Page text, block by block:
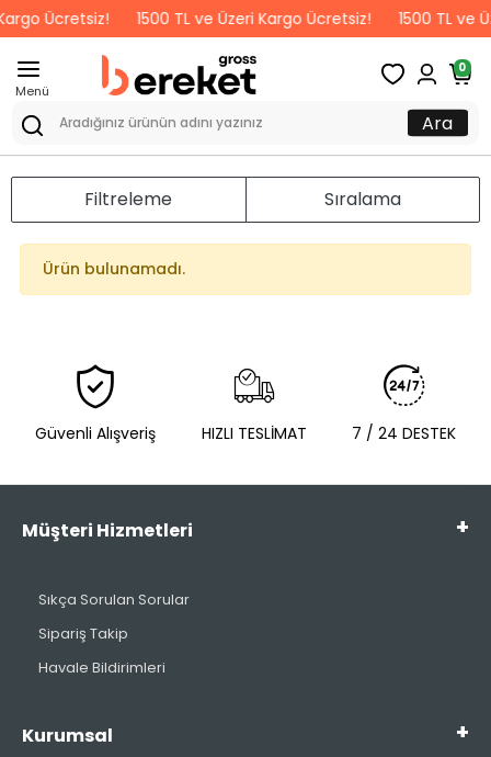
Ücretsiz! 1500 TL ve Üzeri Kargo Ücretsiz! 1500 TL ve
Menü
0
Ara
Filtreleme Sıralama
Ürün bulunamadı.
Güvenli Alışveriş HIZLI TESLİMAT 7 / 24 DESTEK
Müşteri Hizmetleri
Sıkça Sorulan Sorular
Sipariş Takip
Havale Bildirimleri
Kurumsal